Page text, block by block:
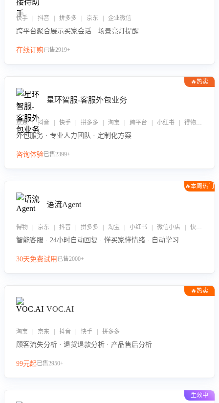
快手 | 抖音 | 拼多多 | 京东 | 企业微信
跨平台聚合展示买家会话 · 场景亮灯提醒
在线订购已售2919+
🔥热卖
星环智服-客服外包业务
京东 | 抖音 | 快手 | 拼多多 | 淘宝 | 跨平台 | 小红书 | 得物 | 企业微信
外包服务 · 专业人力团队 · 定制化方案
咨询体验已售2399+
🔥本周热门
语流Agent
得物 | 京东 | 抖音 | 拼多多 | 淘宝 | 小红书 | 微信小店 | 快手 | 唯品会
智能客服 · 24小时自动回复 · 懂买家懂情绪 · 自动学习
30天免费试用 已售2000+
🔥热卖
VOC.AI
淘宝 | 京东 | 抖音 | 快手 | 拼多多
顾客流失分析 · 退货退款分析 · 产品售后分析
99元起已售2950+
生效中